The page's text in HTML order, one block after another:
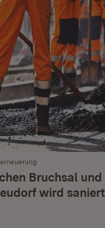
Bruchsal und
wird saniert